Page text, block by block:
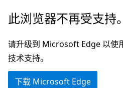
跳
主
要
内
此浏览器不再受支持。
请升级到 Microsoft Edge 以使
技术支持。
下载 Microsoft Edge